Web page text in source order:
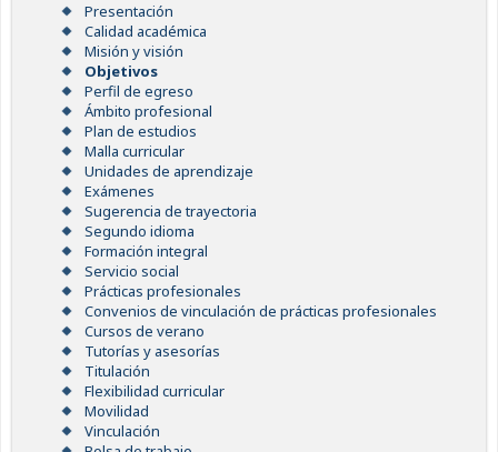
Presentación
Calidad académica
Misión y visión
Objetivos
Perfil de egreso
Ámbito profesional
Plan de estudios
Malla curricular
Unidades de aprendizaje
Exámenes
Sugerencia de trayectoria
Segundo idioma
Formación integral
Servicio social
Prácticas profesionales
Convenios de vinculación de prácticas profesionales
Cursos de verano
Tutorías y asesorías
Titulación
Flexibilidad curricular
Movilidad
Vinculación